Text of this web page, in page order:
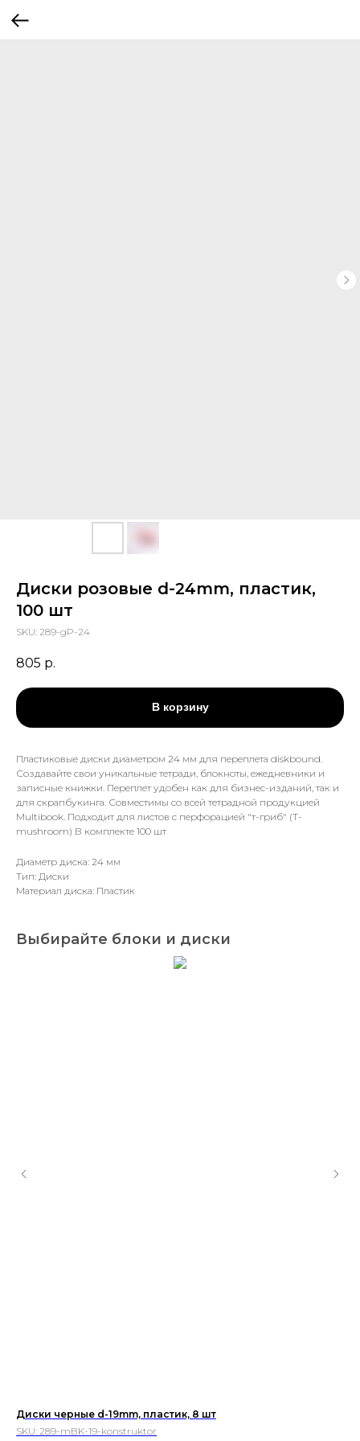
Диски розовые d-24mm, пластик,
100 шт
SKU: 289-gP-24
805 р.
В корзину
Пластиковые диски диаметром 24 мм для переплета diskbound.
Создавайте свои уникальные тетради, блокноты, ежедневники и
записные книжки. Переплет удобен как для бизнес-изданий, так и
для скрапбукинга. Совместимы со всей тетрадной продукцией
Multibook. Подходит для листов с перфорацией "т-гриб" (T-
mushroom) В комплекте 100 шт
Диаметр диска: 24 мм
Тип: Диски
Материал диска: Пластик
Выбирайте блоки и диски
Диски черные d-19mm, пластик, 8 шт
SKU: 289-mBK-19-konstruktor